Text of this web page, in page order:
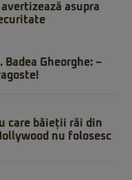
asupra
Badea Gheorghe: –
care băieții răi din
nu folosesc